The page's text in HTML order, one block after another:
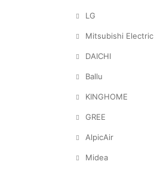
LG
Mitsubishi Electric
DAICHI
Ballu
KINGHOME
GREE
AlpicAir
Midea